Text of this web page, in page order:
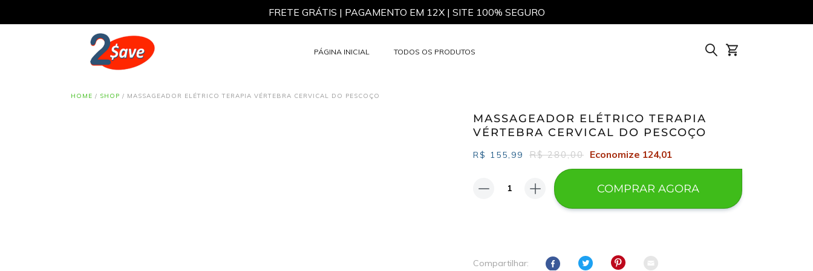
FRETE GRÁTIS | PAGAMENTO EM 12X | SITE 100% SEGURO
PÁGINA INICIAL TODOS OS PRODUTOS
HOME / SHOP / MASSAGEADOR ELÉTRICO TERAPIA VÉRTEBRA CERVICAL DO PESCOÇO
MASSAGEADOR ELÉTRICO TERAPIA
VÉRTEBRA CERVICAL DO PESCOÇO
R$ 155,99 R$ 280,00 Economize 124,01
COMPRAR AGORA
Compartilhar: